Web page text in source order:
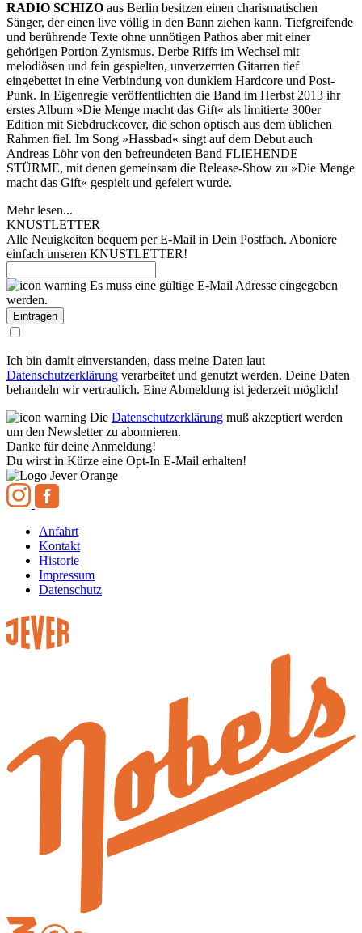
RADIO SCHIZO aus Berlin besitzen einen charismatischen
Sänger, der einen live völlig in den Bann ziehen kann. Tiefgreifende
und berührende Texte ohne unnötigen Pathos aber mit einer
gehörigen Portion Zynismus. Derbe Riffs im Wechsel mit
melodiösen und fein gespielten, unverzerrten Gitarren tief
eingebettet in eine Verbindung von dunklem Hardcore und Post-
Punk. In Eigenregie veröffentlichten die Band im Herbst 2013 ihr
erstes Album »Die Menge macht das Gift« als limitierte 300er
Edition mit Siebdruckcover, die schon optisch aus dem üblichen
Rahmen fiel. Im Song »Hassbad« singt auf dem Debut auch
Andreas Löhr von den befreundeten Band FLIEHENDE
STÜRME, mit denen gemeinsam die Release-Show zu »Die Menge
macht das Gift« gespielt und gefeiert wurde.
Mehr lesen...
KNUSTLETTER
Alle Neuigkeiten bequem per E-Mail in Dein Postfach. Aboniere
einfach unseren KNUSTLETTER!
Es muss eine gültige E-Mail Adresse eingegeben
werden.
Ich bin damit einverstanden, dass meine Daten laut
Datenschutzerklärung verarbeitet und genutzt werden. Deine Daten
behandeln wir vertraulich. Eine Abmeldung ist jederzeit möglich!
Die Datenschutzerklärung muß akzeptiert werden
um den Newsletter zu abonnieren.
Danke für deine Anmeldung!
Du wirst in Kürze eine Opt-In E-Mail erhalten!
Anfahrt
Kontakt
Historie
Impressum
Datenschutz